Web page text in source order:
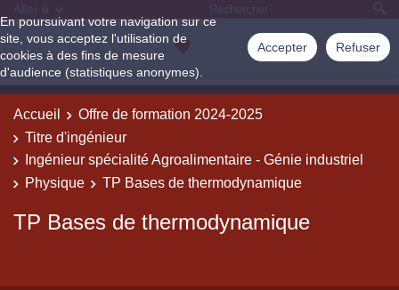
En poursuivant votre navigation sur ce
site, vous acceptez l'utilisation de
cookies à des fins de mesure
d'audience (statistiques anonymes).
Accepter Refuser
Accueil
Offre de formation 2024-2025
Titre d'ingénieur
Ingénieur spécialité Agroalimentaire - Génie industriel
Physique
TP Bases de thermodynamique
TP Bases de thermodynamique